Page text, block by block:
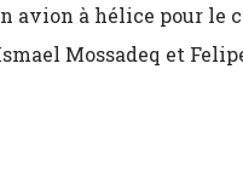
avion à hélice pour le
Mossadeq et